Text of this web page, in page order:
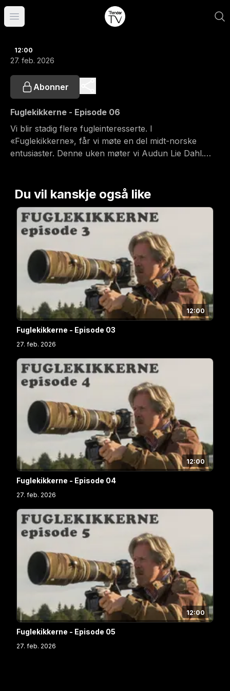
Åpne hovedmeny
12:00
27. feb. 2026
Abonner
Fuglekikkerne - Episode 06
Vi blir stadig flere fugleinteresserte. I
«Fuglekikkerne», får vi møte en del midt-norske
entusiaster. Denne uken møter vi Audun Lie Dahl.
Du vil kanskje også like
12:00
Fuglekikkerne - Episode 03
27. feb. 2026
12:00
Fuglekikkerne - Episode 04
27. feb. 2026
12:00
Fuglekikkerne - Episode 05
27. feb. 2026